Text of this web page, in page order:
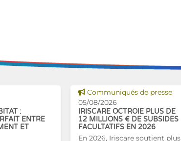
:
ENTRE
ET
Voir cette news
Communiqués de presse
05/08/2026
IRISCARE OCTROIE PLUS DE
12 MILLIONS € DE SUBSIDES
FACULTATIFS EN 2026
En 2026, Iriscare soutient plus